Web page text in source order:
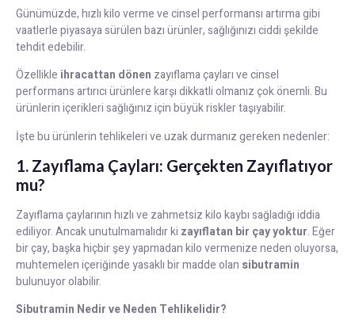
Günümüzde, hızlı kilo verme ve cinsel performansı artırma gibi
vaatlerle piyasaya sürülen bazı ürünler, sağlığınızı ciddi şekilde
tehdit edebilir.
Özellikle ihracattan dönen zayıflama çayları ve cinsel
performans artırıcı ürünlere karşı dikkatli olmanız çok önemli. Bu
ürünlerin içerikleri sağlığınız için büyük riskler taşıyabilir.
İşte bu ürünlerin tehlikeleri ve uzak durmanız gereken nedenler:
1. Zayıflama Çayları: Gerçekten Zayıflatıyor
mu?
Zayıflama çaylarının hızlı ve zahmetsiz kilo kaybı sağladığı iddia
ediliyor. Ancak unutulmamalıdır ki zayıflatan bir çay yoktur. Eğer
bir çay, başka hiçbir şey yapmadan kilo vermenize neden oluyorsa,
muhtemelen içeriğinde yasaklı bir madde olan sibutramin
bulunuyor olabilir.
Sibutramin Nedir ve Neden Tehlikelidir?